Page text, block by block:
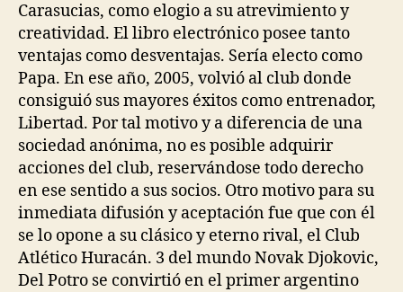
Carasucias, como elogio a su atrevimiento y
creatividad. El libro electrónico posee tanto
ventajas como desventajas. Sería electo como
Papa. En ese año, 2005, volvió al club donde
consiguió sus mayores éxitos como entrenador,
Libertad. Por tal motivo y a diferencia de una
sociedad anónima, no es posible adquirir
acciones del club, reservándose todo derecho
en ese sentido a sus socios. Otro motivo para su
inmediata difusión y aceptación fue que con él
se lo opone a su clásico y eterno rival, el Club
Atlético Huracán. 3 del mundo Novak Djokovic,
Del Potro se convirtió en el primer argentino